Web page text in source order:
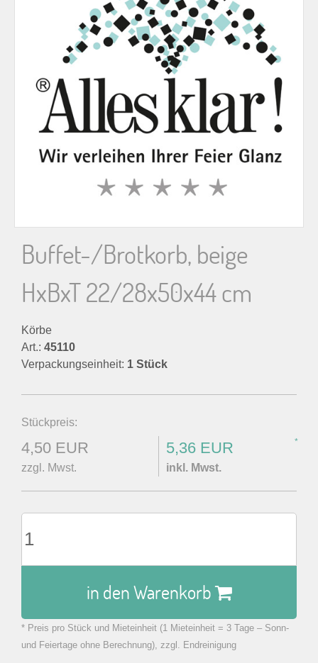
a
h
Buffet-/Brotkorb, beige
HxBxT 22/28x50x44 cm
Körbe
Art.: 45110
Verpackungseinheit: 1 Stück
Stückpreis:
4,50 EUR
zzgl. Mwst.
5,36 EUR *
inkl. Mwst.
in den Warenkorb
zu Warenkorb hinzugefügt.
* Preis pro Stück und Mieteinheit (1 Mieteinheit = 3 Tage – Sonn-
und Feiertage ohne Berechnung), zzgl. Endreinigung